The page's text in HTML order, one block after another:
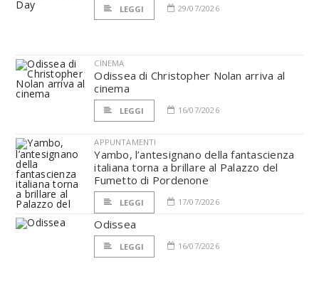
LEGGI 29/07/2026
CINEMA
Odissea di Christopher Nolan arriva al
cinema
LEGGI 16/07/2026
APPUNTAMENTI
Yambo, l’antesignano della fantascienza
italiana torna a brillare al Palazzo del
Fumetto di Pordenone
LEGGI 17/07/2026
Odissea
LEGGI 16/07/2026